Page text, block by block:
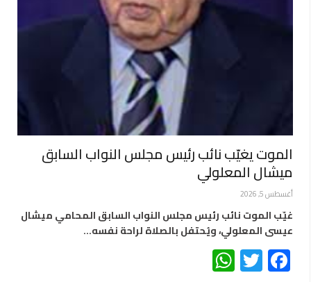
الموت يغيّب نائب رئيس مجلس النواب السابق
ميشال المعلولي
أغسطس 5, 2026
غيّب الموت نائب رئيس مجلس النواب السابق المحامي ميشال
عيسى المعلولي، ويُحتفل بالصلاة لراحة نفسه…
Facebook
Twitter